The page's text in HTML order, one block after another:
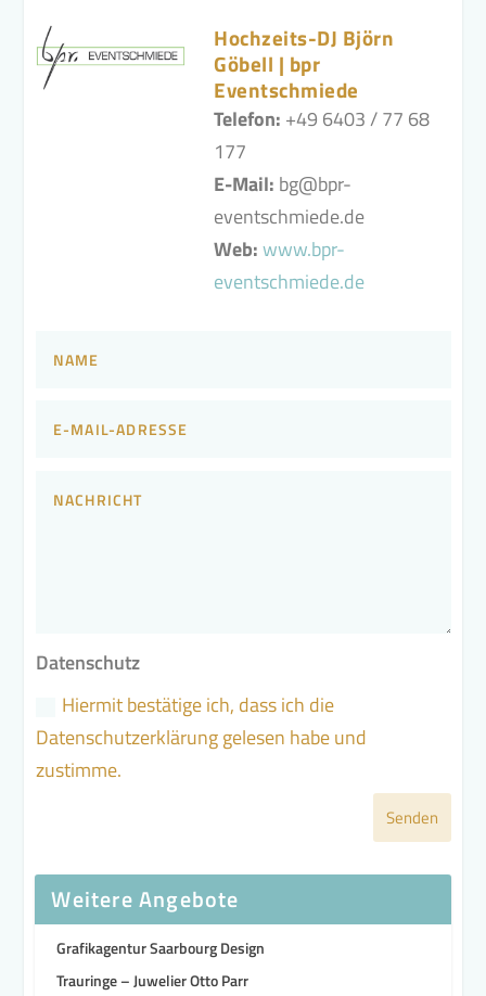
Hochzeits-DJ Björn
Göbell | bpr
Eventschmiede
Telefon: +49 6403 / 77 68
177
E-Mail: bg@bpr-
eventschmiede.de
Web: www.bpr-
eventschmiede.de
Datenschutz
Hiermit bestätige ich, dass ich die
Datenschutzerklärung gelesen habe und
zustimme.
Senden
Weitere Angebote
Grafikagentur Saarbourg Design
Trauringe – Juwelier Otto Parr